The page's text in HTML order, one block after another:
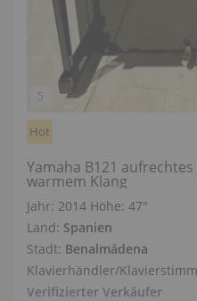
Hot
Yamaha B121
warmem Klang
Jahr: 2014 Höhe: 47″
Land: Spanien
Stadt: Benalmádena
Klavierhändler/
Verifizierter Verkäufer